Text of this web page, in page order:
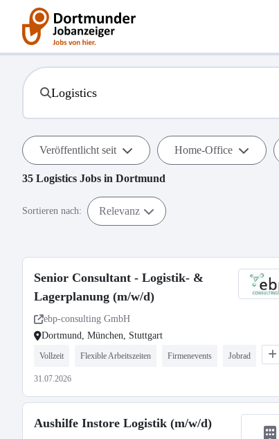
Veröffentlicht seit Home-Office
35 Logistics Jobs in Dortmund
Sortieren nach: Relevanz
Senior Consultant - Logistik- &
Lagerplanung (m/w/d)
ebp-consulting GmbH
Dortmund, München, Stuttgart
Vollzeit Flexible Arbeitszeiten Firmenevents Jobrad
31.07.2026
Aushilfe Instore Logistik (m/w/d)